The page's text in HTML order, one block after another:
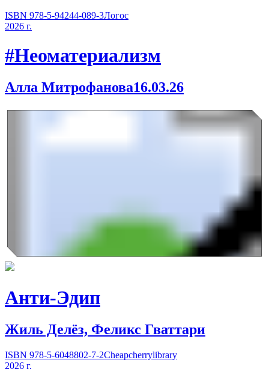
ISBN 978-5-94244-089-3Логос
2026 г.
#Неоматериализм
Алла Митрофанова16.03.26
Анти-Эдип
Жиль Делёз, Феликс Гваттари
ISBN 978-5-6048802-7-2Cheapcherrylibrary
2026 г.